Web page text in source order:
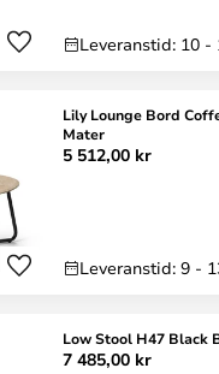
Leveranstid: 10
Lily Lounge Bord Coffee Waste Light -
Mater
5 512,00 kr
Leveranstid: 9 -
Low Stool H47 Black
7 485,00 kr